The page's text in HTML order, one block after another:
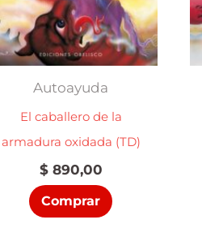
Autoayuda
El caballero de la
armadura oxidada (TD)
$890,00
Comprar